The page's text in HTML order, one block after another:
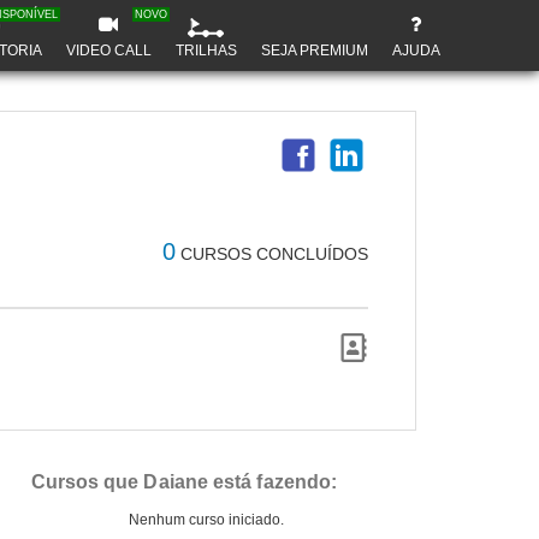
VIDEO CALL
NOVO
TRILHAS SEJA PREMIUM AJUDA
0 CURSOS CONCLUÍDOS
Cursos que Daiane está fazendo:
Nenhum curso iniciado.